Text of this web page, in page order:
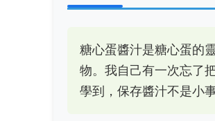
糖心蛋醬汁是糖心蛋的
物。我自己有一次忘了
學到，保存醬汁不是小事